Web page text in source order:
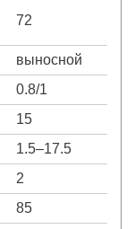
72
выносной
0.8/1
15
1.5–17.5
2
85